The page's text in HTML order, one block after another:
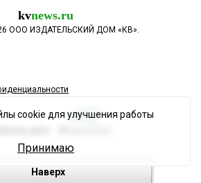
kvnews.ru
ООО ИЗДАТЕЛЬСКИЙ ДОМ «КВ».
сайта
Наверх
cookie для улучшения работы
Принимаю